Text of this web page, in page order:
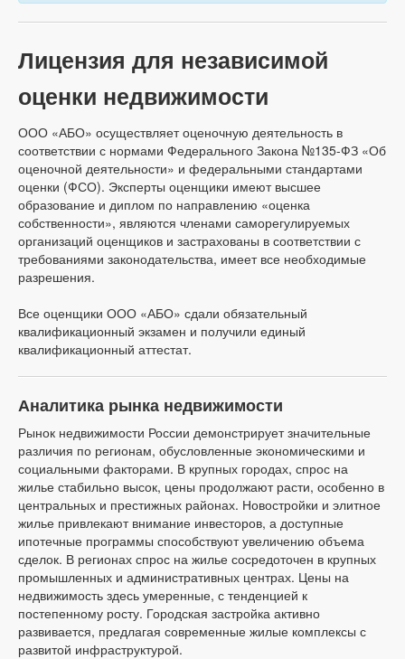
Лицензия для независимой
оценки недвижимости
ООО «АБО» осуществляет оценочную деятельность в
соответствии с нормами Федерального Закона №135-ФЗ «Об
оценочной деятельности» и федеральными стандартами
оценки (ФСО). Эксперты оценщики имеют высшее
образование и диплом по направлению «оценка
собственности», являются членами саморегулируемых
организаций оценщиков и застрахованы в соответствии с
требованиями законодательства, имеет все необходимые
разрешения.
Все оценщики ООО «АБО» сдали обязательный
квалификационный экзамен и получили единый
квалификационный аттестат.
Аналитика рынка недвижимости
Рынок недвижимости России демонстрирует значительные
различия по регионам, обусловленные экономическими и
социальными факторами. В крупных городах, спрос на
жилье стабильно высок, цены продолжают расти, особенно в
центральных и престижных районах. Новостройки и элитное
жилье привлекают внимание инвесторов, а доступные
ипотечные программы способствуют увеличению объема
сделок. В регионах спрос на жилье сосредоточен в крупных
промышленных и административных центрах. Цены на
недвижимость здесь умеренные, с тенденцией к
постепенному росту. Городская застройка активно
развивается, предлагая современные жилые комплексы с
развитой инфраструктурой.